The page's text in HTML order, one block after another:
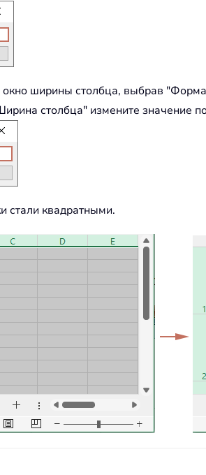
окно ширины столбца, выбрав
столбца" измените значение
стали квадратными.